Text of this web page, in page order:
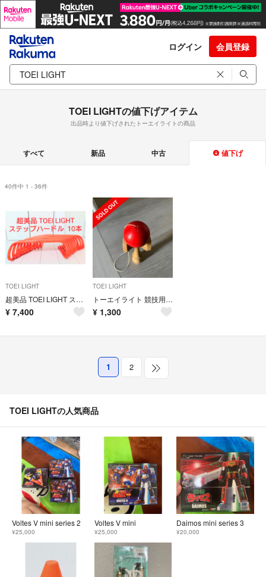
ログイン 会員登録
TOEI LIGHTの値下げアイテム
出品時より値下げされたトーエイライトの商品
すべて 新品 中古 値下げ
40件中 1 - 36件
TOEI LIGHT
超美品 TOEI LIGHT ステップハードル 10本トーエイライト
¥ 7,400
TOEI LIGHT
トーエイライト 競技用けん玉 大空 B-6226R 赤(1コ入)
¥ 1,300
1 2
TOEI LIGHTの人気商品
Voltes V mini series 2
¥25,000
Voltes V mini
¥25,000
Daimos mini series 3
¥20,000